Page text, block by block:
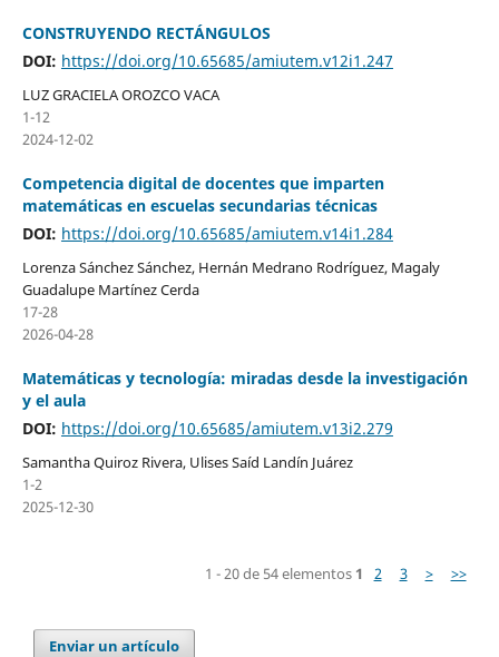
CONSTRUYENDO RECTÁNGULOS
DOI: https://doi.org/10.65685/amiutem.v12i1.247
LUZ GRACIELA OROZCO VACA
1-12
2024-12-02
Competencia digital de docentes que imparten
matemáticas en escuelas secundarias técnicas
DOI: https://doi.org/10.65685/amiutem.v14i1.284
Lorenza Sánchez Sánchez, Hernán Medrano Rodríguez, Magaly
Guadalupe Martínez Cerda
17-28
2026-04-28
Matemáticas y tecnología: miradas desde la investigación
y el aula
DOI: https://doi.org/10.65685/amiutem.v13i2.279
Samantha Quiroz Rivera, Ulises Saíd Landín Juárez
1-2
2025-12-30
1 - 20 de 54 elementos 1 2 3 > >>
Enviar un artículo